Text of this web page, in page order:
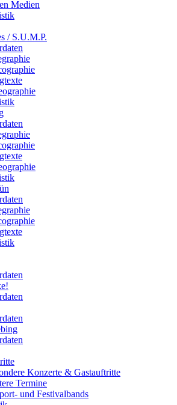
Medien
/ S.U.M.P.
Konzerte & Gastauftritte
Termine
und Festivalbands